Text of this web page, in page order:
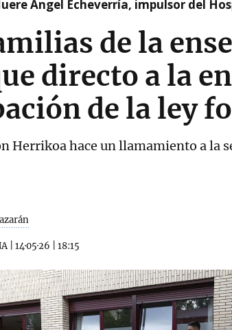
Ángel Echeverría, impulsor del
de la
directo a la
de la ley
Herrikoa hace un llamamiento a la
| 14·05·26 18:15